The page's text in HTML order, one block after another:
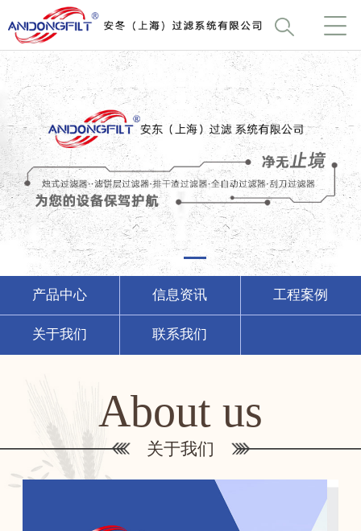
产品中心 信息资讯 工程案例
关于我们 联系我们
About us
关于我们